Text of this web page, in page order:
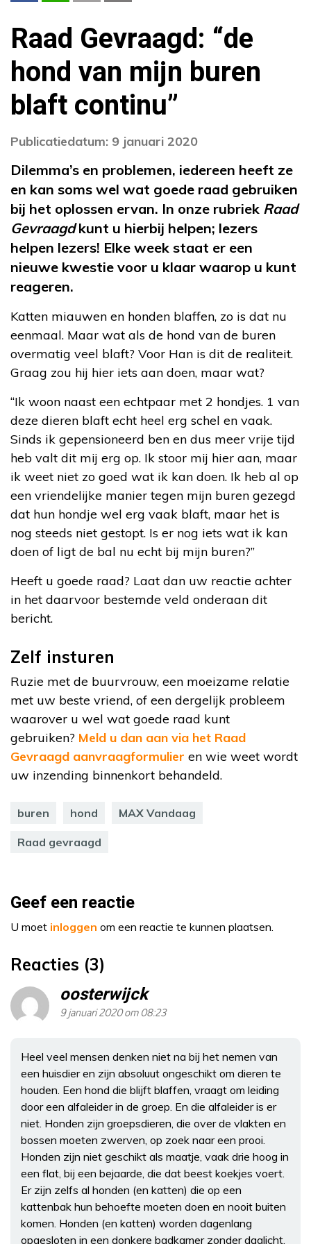
Raad Gevraagd: “de
hond van mijn buren
blaft continu”
Publicatiedatum: 9 januari 2020
Dilemma’s en problemen, iedereen heeft ze
en kan soms wel wat goede raad gebruiken
bij het oplossen ervan. In onze rubriek Raad
Gevraagdkunt u hierbij helpen; lezers
helpen lezers! Elke week staat er een
nieuwe kwestie voor u klaar waarop u kunt
reageren.
Katten miauwen en honden blaffen, zo is dat nu
eenmaal. Maar wat als de hond van de buren
overmatig veel blaft? Voor Han is dit de realiteit.
Graag zou hij hier iets aan doen, maar wat?
“Ik woon naast een echtpaar met 2 hondjes. 1 van
deze dieren blaft echt heel erg schel en vaak.
Sinds ik gepensioneerd ben en dus meer vrije tijd
heb valt dit mij erg op. Ik stoor mij hier aan, maar
ik weet niet zo goed wat ik kan doen. Ik heb al op
een vriendelijke manier tegen mijn buren gezegd
dat hun hondje wel erg vaak blaft, maar het is
nog steeds niet gestopt. Is er nog iets wat ik kan
doen of ligt de bal nu echt bij mijn buren?”
Heeft u goede raad? Laat dan uw reactie achter
in het daarvoor bestemde veld onderaan dit
bericht.
Zelf insturen
Ruzie met de buurvrouw, een moeizame relatie
met uw beste vriend, of een dergelijk probleem
waarover u wel wat goede raad kunt
gebruiken? Meld u dan aan via het Raad
Gevraagd aanvraagformulier en wie weet wordt
uw inzending binnenkort behandeld.
buren hond MAX Vandaag
Raad gevraagd
Geef een reactie
U moet inloggen om een reactie te kunnen plaatsen.
Reacties (3)
oosterwijck
9 januari 2020 om 08:23
Heel veel mensen denken niet na bij het nemen van
een huisdier en zijn absoluut ongeschikt om dieren te
houden. Een hond die blijft blaffen, vraagt om leiding
door een alfaleider in de groep. En die alfaleider is er
niet. Honden zijn groepsdieren, die over de vlakten en
bossen moeten zwerven, op zoek naar een prooi.
Honden zijn niet geschikt als maatje, vaak drie hoog in
een flat, bij een bejaarde, die dat beest koekjes voert.
Er zijn zelfs al honden (en katten) die op een
kattenbak hun behoefte moeten doen en nooit buiten
komen. Honden (en katten) worden dagenlang
opgesloten in een donkere badkamer zonder daglicht.